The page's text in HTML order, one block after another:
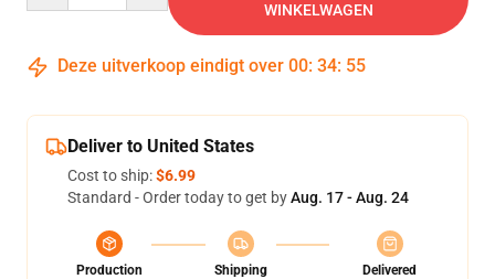
WINKELWAGEN
Deze uitverkoop eindigt over 00: 34: 54
Deliver to United States
Cost to ship:$6.99
Standard - Order today to get byAug. 17 - Aug. 24
Production
Shipping
Delivered